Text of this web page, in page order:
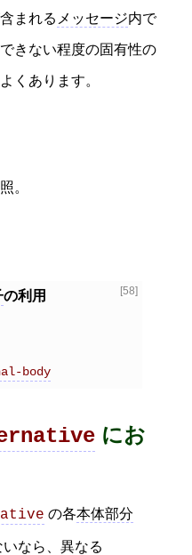
まれる メッセージ内で
きない程度の固有性の
くあります。
。
[58]
の利用
body
にお
の各本体部分
なら、異なる